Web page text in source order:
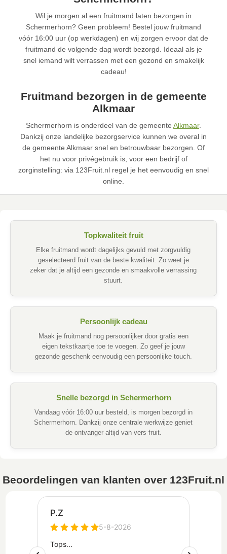
Wil je morgen al een fruitmand laten bezorgen in
Schermerhorn? Geen probleem! Bestel jouw fruitmand
vóór 16:00 uur (op werkdagen) en wij zorgen ervoor dat de
fruitmand de volgende dag wordt bezorgd. Ideaal als je
snel iemand wilt verrassen met een gezond en smakelijk
cadeau!
Fruitmand bezorgen in de gemeente
Alkmaar
Schermerhorn is onderdeel van de gemeente Alkmaar.
Dankzij onze landelijke bezorgservice kunnen we overal in
de gemeente Alkmaar snel en betrouwbaar bezorgen. Of
het nu voor privégebruik is, voor een bedrijf of
zorginstelling: via 123Fruit.nl regel je het eenvoudig en snel
online.
Topkwaliteit fruit
Elke fruitmand wordt dagelijks gevuld met zorgvuldig
geselecteerd fruit van de beste kwaliteit. Zo weet je
zeker dat je altijd een gezonde en smaakvolle verrassing
stuurt.
Persoonlijk cadeau
Maak je fruitmand nog persoonlijker door gratis een
eigen tekstkaartje toe te voegen. Zo geef je jouw
gezonde geschenk eenvoudig een persoonlijke touch.
Snelle bezorgd in Schermerhorn
Vandaag vóór 16:00 uur besteld, is morgen bezorgd in
Schermerhorn. Dankzij onze centrale werkwijze geniet
de ontvanger altijd van vers fruit.
Beoordelingen van klanten over 123Fruit.nl